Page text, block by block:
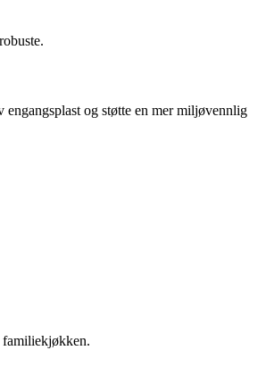
og støtte en mer miljøvennlig
familiekjøkken.